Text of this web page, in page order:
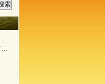
三月顺时养生：晚睡早起 食甜养肝